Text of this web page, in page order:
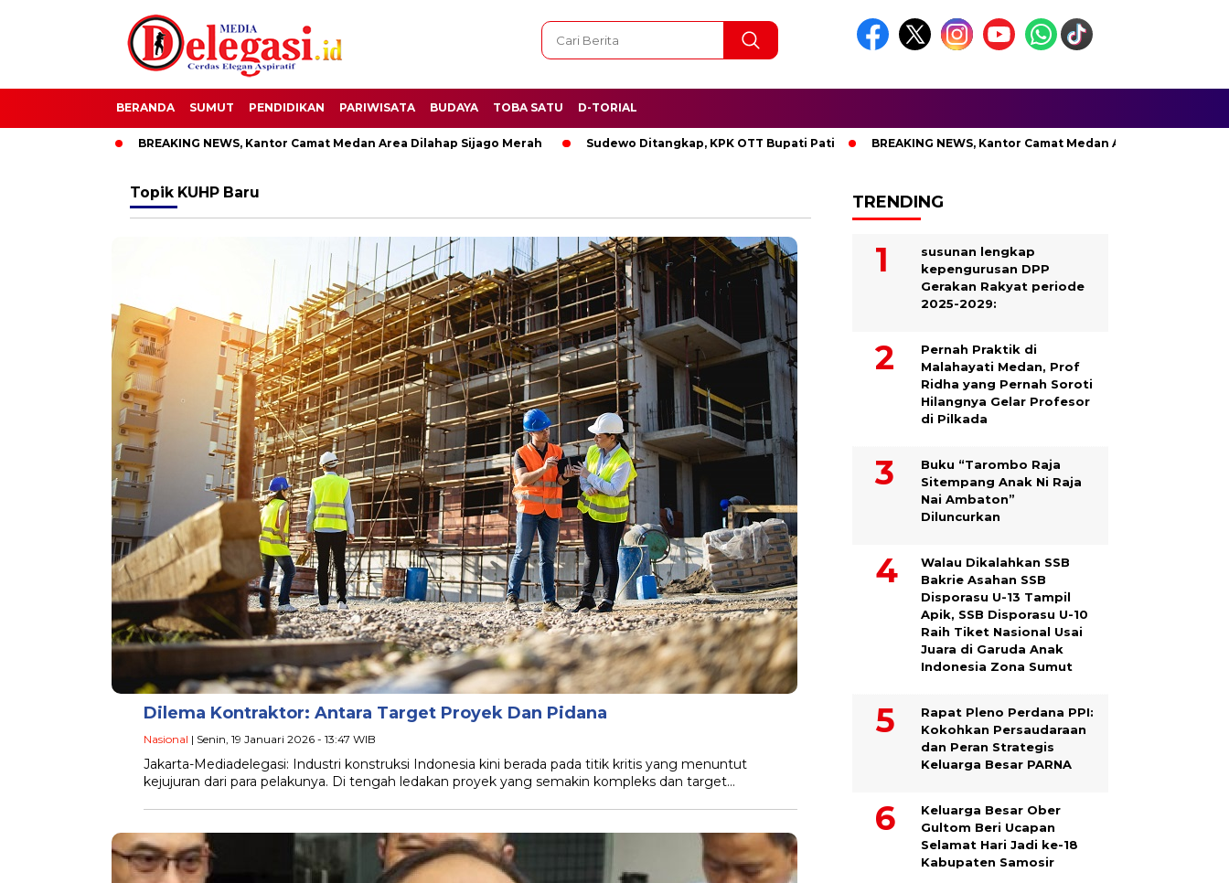
BERANDA SUMUT PENDIDIKAN PARIWISATA BUDAYA TOBA SATU D-TORIAL
BREAKING NEWS, Kantor Camat Medan Area Dilahap Sijago Merah Sudewo Ditangkap, KPK OTT Bupati Pati BREAKING NEWS, Kantor Camat Medan Area Dilahap Sijago Merah
Topik KUHP Baru
Dilema Kontraktor: Antara Target Proyek Dan Pidana
Nasional | Senin, 19 Januari 2026 - 13:47 WIB
Jakarta-Mediadelegasi: Industri konstruksi Indonesia kini berada pada titik kritis yang menuntut
kejujuran dari para pelakunya. Di tengah ledakan proyek yang semakin kompleks dan target…
TRENDING
susunan lengkap
kepengurusan DPP
Gerakan Rakyat periode
2025-2029:
Pernah Praktik di
Malahayati Medan, Prof
Ridha yang Pernah Soroti
Hilangnya Gelar Profesor
di Pilkada
Buku “Tarombo Raja
Sitempang Anak Ni Raja
Nai Ambaton”
Diluncurkan
Walau Dikalahkan SSB
Bakrie Asahan SSB
Disporasu U-13 Tampil
Apik, SSB Disporasu U-10
Raih Tiket Nasional Usai
Juara di Garuda Anak
Indonesia Zona Sumut
Rapat Pleno Perdana PPI:
Kokohkan Persaudaraan
dan Peran Strategis
Keluarga Besar PARNA
Keluarga Besar Ober
Gultom Beri Ucapan
Selamat Hari Jadi ke-18
Kabupaten Samosir